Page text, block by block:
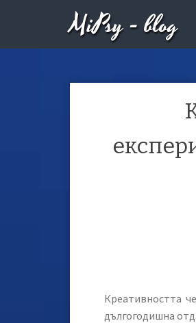
MiPsy - blog
Креативността
дългогодишна